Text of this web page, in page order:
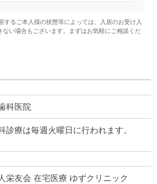
するご本人様の状態等によっては、入居のお受け入
い場合もございます。まずはお気軽にご相談くだ
科医院
診療は毎週火曜日に行われます。
栄友会 在宅医療 ゆずクリニック